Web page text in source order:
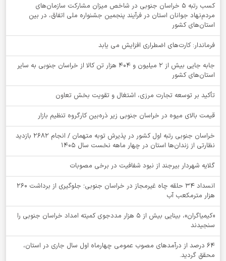
کسب رتبه ۵ خراسان جنوبی در شاخص میزان مشارکت سازمان‌های
مردم‌نهاد جوانان استان در فرآیند پنجمین جشنواره ملی اتفاق، در بین
استان‌های کشور
فرماندار: کارت‌های اضطراری افزایش می یابد
جابه جایی بیش از 2 میلیون و 404 هزار تن کالا از خراسان جنوبی به سایر
استان‌های کشور
تأکید بر توسعه تجارت مرزی، اشتغال و تقویت بخش تعاون
قیمت بالای میوه در خراسان جنوبی زیر ذره‌بین کارگروه تنظیم بازار
خراسان جنوبی رتبه اول کشور در پذیرش توبه متهمان / انجام ۲۶۸۲ بازدید
نظارتی از زندان‌ها استان در چهار ماهه نخست سال 1405
گلایه شهردار بیرجند از نبود شفافیت در برخی مصوبات
انسداد ۳۴ حلقه چاه غیرمجاز در خراسان جنوبی؛ جلوگیری از برداشت ۲۶۰
هزار مترمکعب آب
«کیمیاگران»، بینایی بیش از ۵ هزار مددجوی کمیته امداد خراسان جنوبی را
سنجیدند
64 درصد از درآمدهای مصوب عمومی چهارماه اول سال جاری در استان،
محقق گردید.